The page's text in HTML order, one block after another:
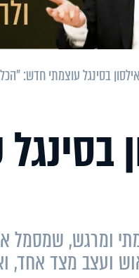
בסינגל עוצמתי חדש:
ומרגש, שמסמל
ועצב מצד אחד,